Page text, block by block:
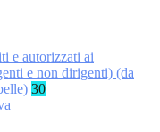
e autorizzati ai
e non dirigenti) (da
30